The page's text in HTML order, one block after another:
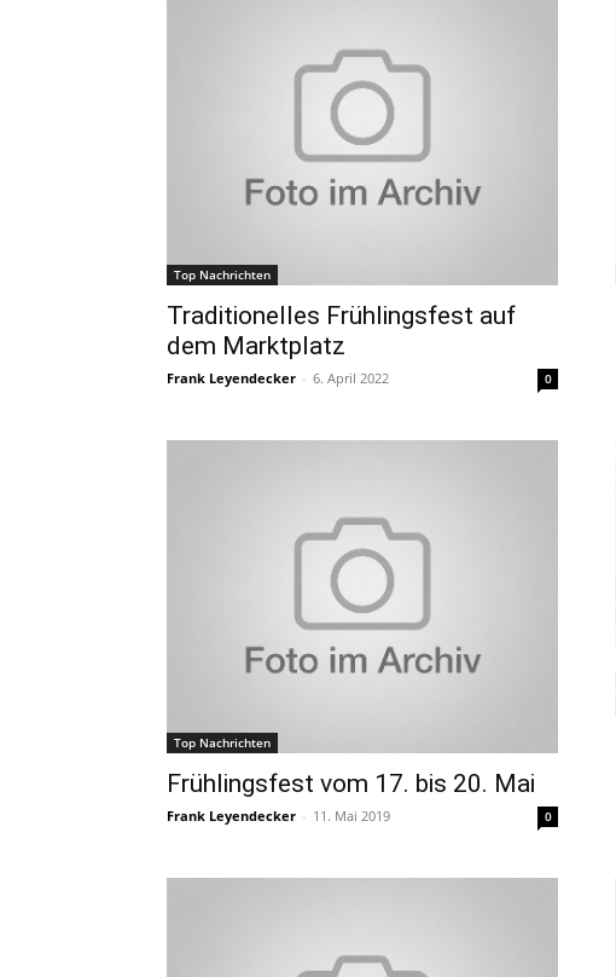
Top Nachrichten
Traditionelles Frühlingsfest auf
dem Marktplatz
Frank Leyendecker - 6. April 2022 0
Top Nachrichten
Frühlingsfest vom 17. bis 20. Mai
Frank Leyendecker - 11. Mai 2019 0